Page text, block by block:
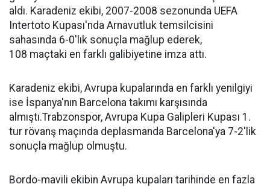
aldı. Karadeniz ekibi, 2007-2008 sezonunda UEFA
Intertoto Kupası'nda Arnavutluk temsilcisini
sahasında 6-0'lık sonuçla mağlup ederek,
108 maçtaki en farklı galibiyetine imza attı.
Karadeniz ekibi, Avrupa kupalarında en farklı yenilgiyi
ise İspanya'nın Barcelona takımı karşısında
almıştı.Trabzonspor, Avrupa Kupa Galipleri Kupası 1.
tur rövanş maçında deplasmanda Barcelona'ya 7-2'lik
sonuçla mağlup olmuştu.
Bordo-mavili ekibin Avrupa kupaları tarihinde en fazla